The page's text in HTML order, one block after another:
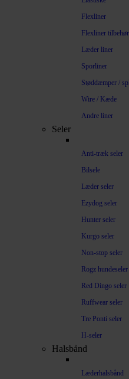
Flexliner
Flexliner tilbehør
Læder liner
Sporliner
Støddæmper /
Wire / Kæde
Andre liner
Seler
Anti-træk seler
Bilsele
Læder seler
Ezydog seler
Hunter seler
Kurgo seler
Non-stop seler
Rogz hundeseler
Red Dingo seler
Ruffwear seler
Tre Ponti seler
H-seler
Halsbånd
Læderhalsbånd